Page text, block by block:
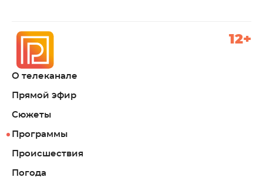
О телеканале
Прямой эфир
Сюжеты
Программы
Происшествия
Погода
12+